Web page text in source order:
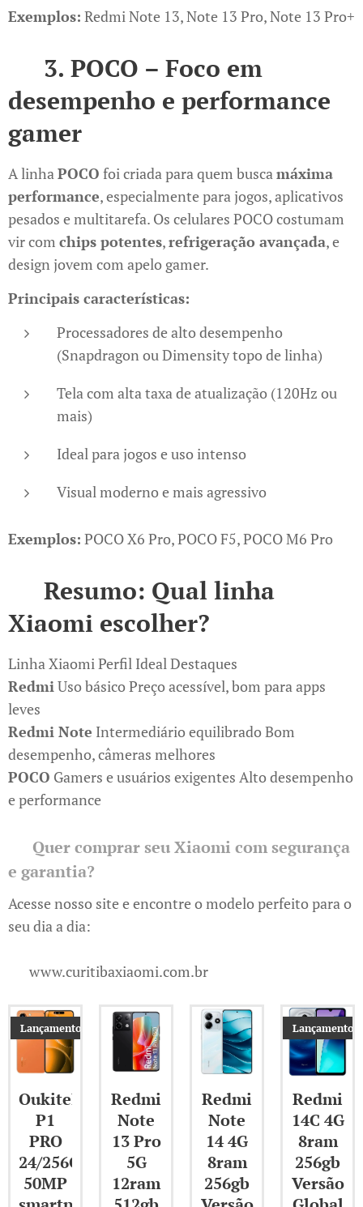
Exemplos: Redmi Note 13, Note 13 Pro, Note 13 Pro+
3. POCO – Foco em
desempenho e performance
gamer
A linha POCO foi criada para quem busca máxima
performance, especialmente para jogos, aplicativos
pesados e multitarefa. Os celulares POCO costumam
vir com chips potentes,refrigeração avançada, e
design jovem com apelo gamer.
Principais características:
Processadores de alto desempenho
(Snapdragon ou Dimensity topo de linha)
Tela com alta taxa de atualização (120Hz ou
mais)
Ideal para jogos e uso intenso
Visual moderno e mais agressivo
Exemplos: POCO X6 Pro, POCO F5, POCO M6 Pro
Resumo: Qual linha
Xiaomi escolher?
Linha Xiaomi Perfil Ideal Destaques
Redmi Uso básico Preço acessível, bom para apps
leves
Redmi Note Intermediário equilibrado Bom
desempenho, câmeras melhores
POCO Gamers e usuários exigentes Alto desempenho
e performance
Quer comprar seu Xiaomi com segurança
e garantia?
Acesse nosso site e encontre o modelo perfeito para o
seu dia a dia:
🔗 www.curitibaxiaomi.com.br
Oukitel
P1
PRO
24/256GB
50MP
Lançamento
Redmi
Note
13 Pro
5G
12ram
Redmi
Note
14 4G
8ram
256gb
Redmi
14C 4G
8ram
256gb
Versão
Lançamento